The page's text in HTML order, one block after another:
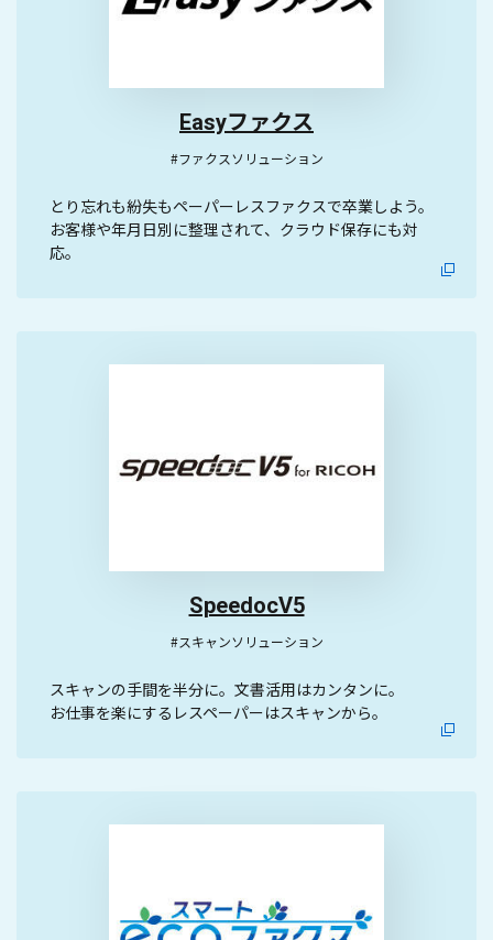
Easyファクス
#ファクスソリューション
とり忘れも紛失もペーパーレスファクスで卒業しよう。
お客様や年月日別に整理されて、クラウド保存にも対
応。
SpeedocV5
#スキャンソリューション
スキャンの手間を半分に。文書活用はカンタンに。
お仕事を楽にするレスペーパーはスキャンから。